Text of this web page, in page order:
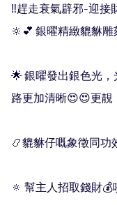
‼️趕走衰氣辟邪-迎接
🔆💕 銀曜精緻貔貅
🌟 銀曜發出銀色光
路更加清晰😍😍更靚
📿貔貅仔嘅象徵同功
🔅 幫主人招取錢財